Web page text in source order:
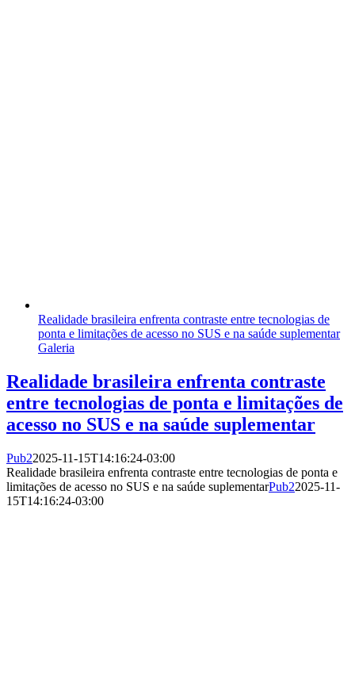
Realidade brasileira enfrenta contraste entre tecnologias de
ponta e limitações de acesso no SUS e na saúde suplementar
Galeria
Realidade brasileira enfrenta contraste
entre tecnologias de ponta e limitações de
acesso no SUS e na saúde suplementar
Pub22025-11-15T14:16:24-03:00
Realidade brasileira enfrenta contraste entre tecnologias de ponta e
limitações de acesso no SUS e na saúde suplementarPub22025-11-
15T14:16:24-03:00